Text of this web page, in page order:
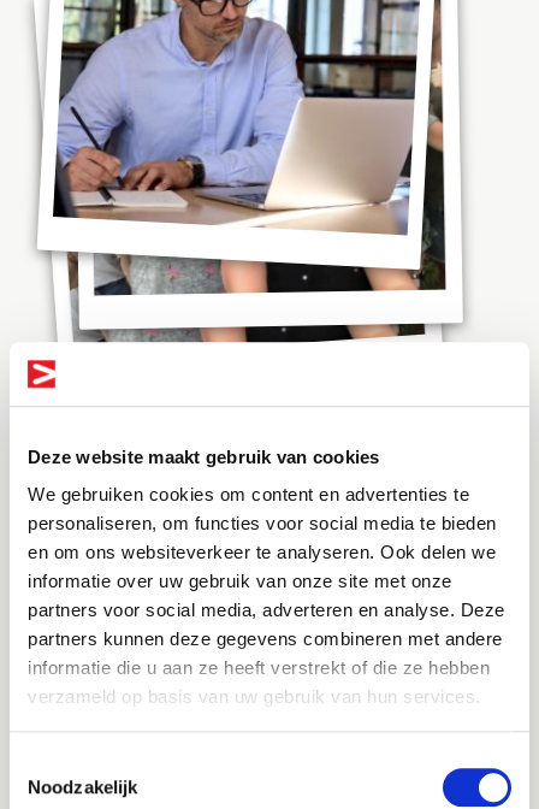
Deze website maakt gebruik van cookies
We gebruiken cookies om content en advertenties te
personaliseren, om functies voor social media te bieden
en om ons websiteverkeer te analyseren. Ook delen we
informatie over uw gebruik van onze site met onze
partners voor social media, adverteren en analyse. Deze
partners kunnen deze gegevens combineren met andere
informatie die u aan ze heeft verstrekt of die ze hebben
verzameld op basis van uw gebruik van hun services.
Noodzakelijk
Wat verdient een
vergunningverlener
APV?
Het salaris van een vergunningverlener APV is
afhankelijk van verschillende factoren, zoals
ervaring, opleidingsniveau en organisatie. Over
het algemeen ligt het salaris van een
vergunningverlener APV binnen een range die
gemiddelde salaris ligt tussen de €2.550 en €5.000
Altijd als 1e op de hoogte van de
nieuwste vacatures als je een job
alert aanmaakt!